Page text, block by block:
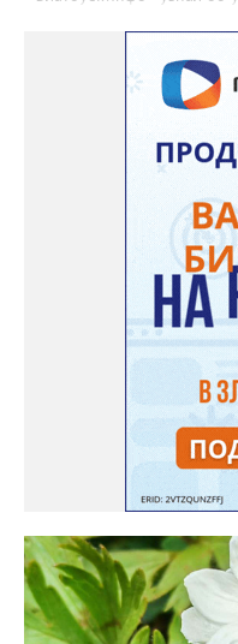
семян (на фото), -
дома Екатерина Бойко. –
низины этот цветок не
радует меня. Соседи
доносится. В конце лета
получаются букеты и
используется и в
нашего портала, у неё
Только она хорошо зимует
на удивление хорошей: из
взошли даже без
садовод советует сразу
месяца, а место посадки -
самосевом в ней отлично
сухие цветы и стряхивать
весной прорастет сама.
Прованса не любит
яму гравий и песок –
Екатерина рекомендует
пошли на наращивание
пусть лаванда цветёт во
специально для
ВКОНТАКТЕ https://